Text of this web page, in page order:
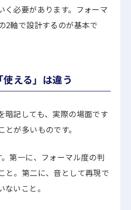
く必要があります。フォーマ
2軸で設計するのが基本で
使える」は違う
暗記しても、実際の場面です
が多いものです。
第一に、フォーマル度の判
と。第二に、音として再現で
いこと。